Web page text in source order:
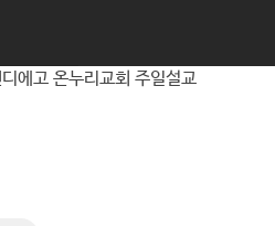
에고 온누리교회 주일설교